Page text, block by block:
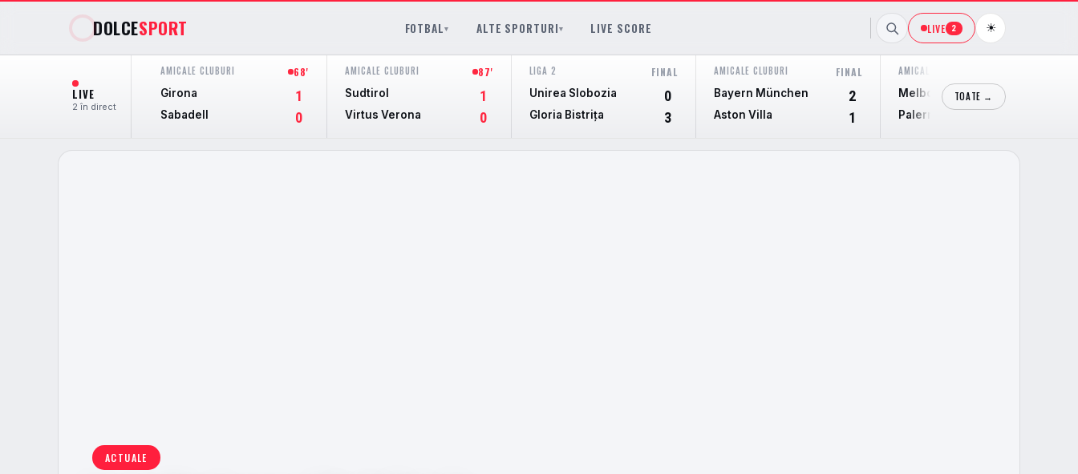
DOLCESPORT FOTBAL▾ ALTE SPORTURI▾ LIVE SCORE LIVE 2 ☀
LIVE
2 în direct
AMICALE CLUBURI 68'
Girona 1
Sabadell 0
AMICALE CLUBURI 87'
Sudtirol 1
Virtus Verona 0
LIGA 2 FINAL
Unirea Slobozia 0
Gloria Bistriţa 3
AMICALE CLUBURI FINAL
Bayern München 2
Aston Villa 1
AMICALE CLUBURI
Melbourne City
Palermo
TOATE →
ACTUALE